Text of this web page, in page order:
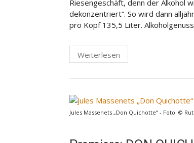
Riesengeschäft, denn der Alkohol
dekonzentriert“. So wird dann
pro Kopf 135,5 Liter.
Weiterlesen
Jules Massenets „Don Quichotte“ - Foto: ©